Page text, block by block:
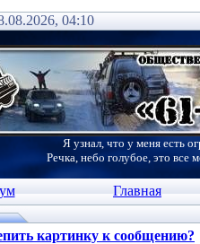
04:10
Я узнал, что у меня есть
Речка, небо голубое, это все
Главная
картинку к сообщению?